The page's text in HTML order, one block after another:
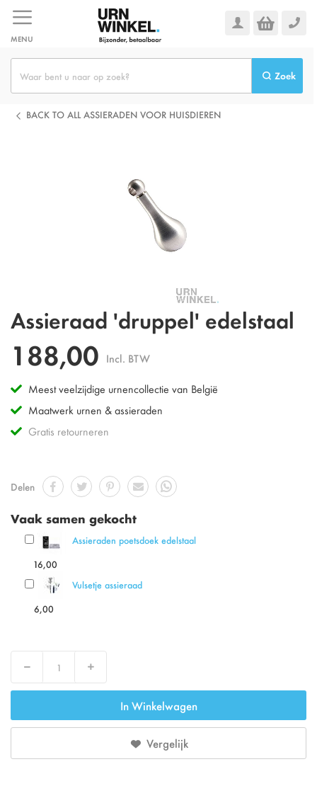
naar
de
inhoud
MENU
Zoek
BACK TO ALL ASSIERADEN VOOR HUISDIEREN
Assieraad 'druppel' edelstaal
188,00 Incl. BTW
Meest veelzijdige urnencollectie van België
Maatwerk urnen & assieraden
Gratis retourneren
Delen
Vaak samen gekocht
Assieraden poetsdoek edelstaal
16,00
Vulsetje assieraad
6,00
Decrease Increase
In Winkelwagen
Vergelijk